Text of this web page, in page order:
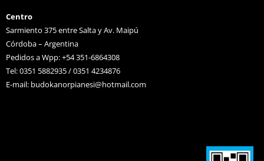
Centro
Sarmiento 375 entre Salta y Av. Maipú
Córdoba – Argentina
Pedidos a Wpp: +54 351-6864308
Tel: 0351 5882935 / 0351 4234876
E-mail: budokanorpianesi@hotmail.com